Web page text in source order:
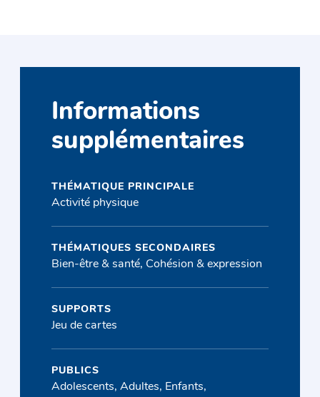
Informations
supplémentaires
THÉMATIQUE PRINCIPALE
Activité physique
THÉMATIQUES SECONDAIRES
Bien-être & santé, Cohésion & expression
SUPPORTS
Jeu de cartes
PUBLICS
Adolescents, Adultes, Enfants,